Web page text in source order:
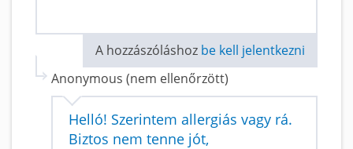
A hozzászóláshoz be kell jelentkezni
Anonymous (nem ellenőrzött)
Helló! Szerintem allergiás vagy rá.
Biztos nem tenne jót,